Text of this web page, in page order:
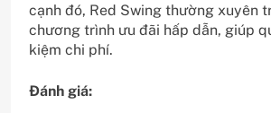
cạnh đó, Red Swing thường xuyên
chương trình ưu đãi hấp dẫn, giúp
kiệm chi phí.
Đánh giá: